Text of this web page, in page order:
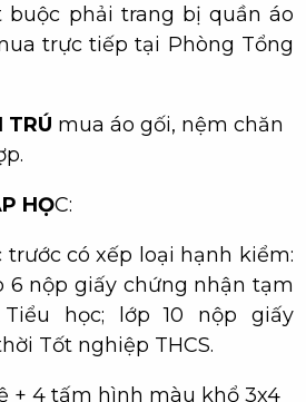
buộc phải trang bị quần áo
trực tiếp tại Phòng Tổng
TRÚ mua áo gối, nệm chăn
HỌC:
trước có xếp loại hạnh kiểm:
6 nộp giấy chứng nhận tạm
học; lớp 10 nộp giấy
Tốt nghiệp THCS.
+ 4 tấm hình màu khổ 3x4